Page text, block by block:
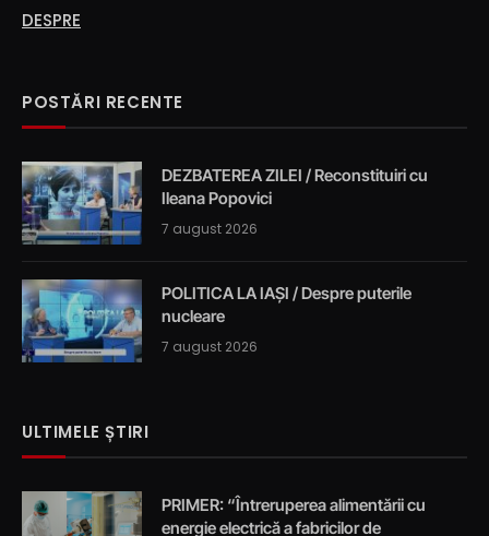
DESPRE
POSTĂRI RECENTE
DEZBATEREA ZILEI / Reconstituiri cu
Ileana Popovici
7 august 2026
POLITICA LA IAȘI / Despre puterile
nucleare
7 august 2026
ULTIMELE ȘTIRI
PRIMER: “Întreruperea alimentării cu
energie electrică a fabricilor de